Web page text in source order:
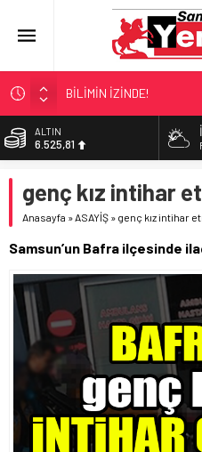
BİLİMİN İZİNDE!
TIR’A ‘ZEHİR’ BASKINI!
FECİ SON!
SAMSUN YANACAK!
ALTIN
6.525,81
13.703,13
DOLAR
55,0919
genç kız intihar
Anasayfa »ASAYİŞ » genç kız intihar
Samsun’un Bafra ilçesinde